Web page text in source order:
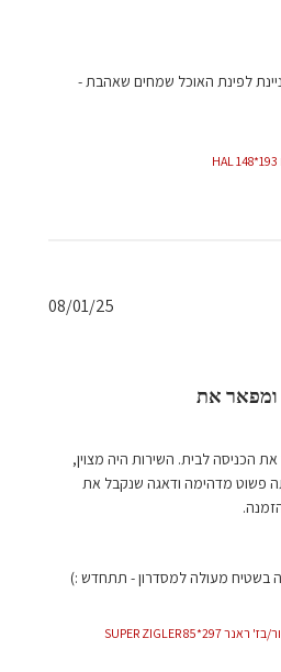
את
הכניסה לבית. השירות היה מצוין,
פשוט מדהימה ודאגה שנקבל את
בשטיח מעולה למסדרון - תתחדש :)
תאריך08/01/25